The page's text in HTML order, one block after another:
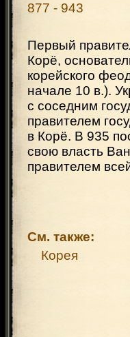
877 - 943
Первый
Корё,
корейского
начале 10 в.).
с соседним
правителем
в Корё. В 935
свою власть
правителем
См. также:
Корея